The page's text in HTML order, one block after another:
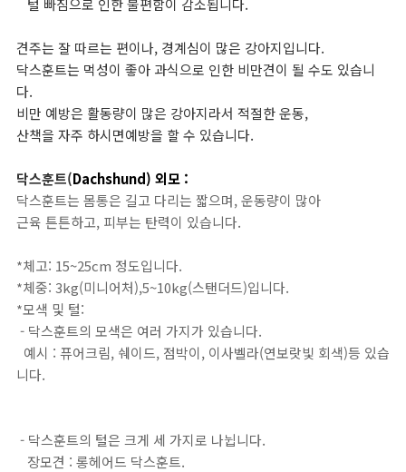
털 빠짐으로 인한 불편함이 감소됩니다.
견주는 잘 따르는 편이나, 경계심이 많은 강아지입니다.
닥스훈트는 먹성이 좋아 과식으로 인한 비만견이 될 수도 있습니
다.
비만 예방은 활동량이 많은 강아지라서 적절한 운동,
산책을 자주 하시면예방을 할 수 있습니다.
닥스훈트(Dachshund) 외모 :
닥스훈트는 몸통은 길고 다리는 짧으며, 운동량이 많아
근육 튼튼하고, 피부는 탄력이 있습니다.
*체고: 15~25cm 정도입니다.
*체중: 3kg(미니어처),5~10kg(스탠더드)입니다.
*모색 및 털:
- 닥스훈트의 모색은 여러 가지가 있습니다.
예시 : 퓨어크림, 쉐이드, 점박이, 이사벨라(연보랏빛 회색)등 있습
니다.
- 닥스훈트의 털은 크게 세 가지로 나뉩니다.
장모견 : 롱헤어드 닥스훈트.